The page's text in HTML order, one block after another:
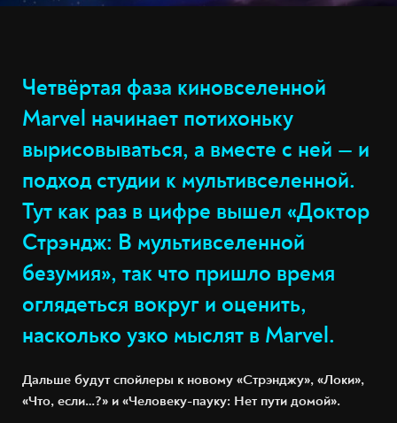
Четвёртая фаза киновселенной
Marvel начинает потихоньку
вырисовываться, а вместе с ней — и
подход студии к мультивселенной.
Тут как раз в цифре вышел «Доктор
Стрэндж: В мультивселенной
безумия», так что пришло время
оглядеться вокруг и оценить,
насколько узко мыслят в Marvel.
Дальше будут спойлеры к новому «Стрэнджу», «Локи»,
«Что, если…?» и «Человеку-пауку: Нет пути домой».